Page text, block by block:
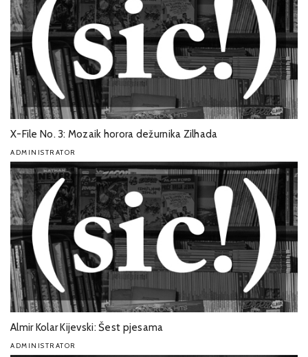
X-File No. 3: Mozaik horora dežurnika Zilhada
ADMINISTRATOR
Almir Kolar Kijevski: Šest pjesama
ADMINISTRATOR